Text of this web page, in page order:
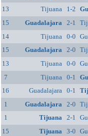
13
Tijuana 1-2
15
Guadalajara 2-1
14
Tijuana 0-0
15
Guadalajara 2-0
13
Tijuana 0-0
7
Tijuana 0-1
16
Guadalajara 0-1
1
Guadalajara 2-0
1
Tijuana 2-1
15
Tijuana 3-0